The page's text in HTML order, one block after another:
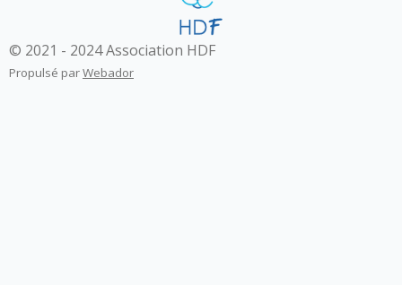
© 2021 - 2024 Association HDF
Propulsé parWebador